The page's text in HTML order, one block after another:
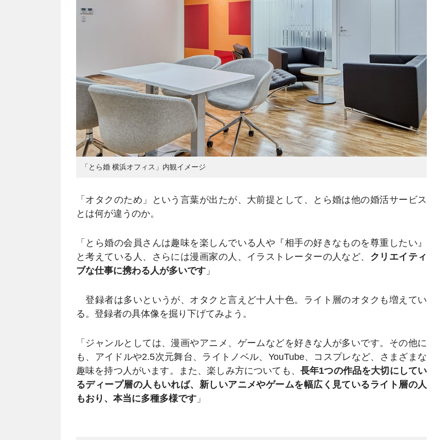
「とら婚 横浜オフィス」内観イメージ
「オタクのため」という言葉が出たが、大前提として、とら婚は他の婚活サービス
とは何が違うのか。
「とら婚の会員さんは趣味を楽しんでいる人や『相手の好きなものを尊重したい』
と考えている人、さらには漫画家の人、イラストレーターの人など、 クリエイティ
ブな仕事に携わる人が多いです 」
登録者は多いというが、オタクと言えど十人十色。ライト層のオタクも増えてい
る。登録者の具体像を掘り下げてみよう。
「ジャンルとしては、漫画やアニメ、ゲームなどを好きな人が多いです。その他に
も、アイドルや2.5次元舞台、ライトノベル、YouTube、コスプレなど、さまざまな
趣味を持つ人がいます。また、楽しみ方についても、 長年1つの作品を大切にしてい
るディープ層の人もいれば、新しいアニメやゲームを幅広く見ているライト層の人
もおり、本当に多種多様です 」